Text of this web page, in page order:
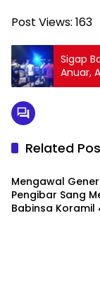
Post Views: 163
Sigap
Anuar,
Dari
Related
Berita
Mengawal
Pengibar Sang
Babinsa Koramil